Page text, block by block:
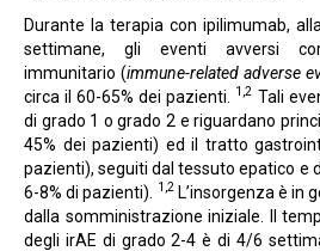
Durante la terapia con ipilimumab,
settimane, gli eventi avversi
immunitario (immune-related adverse
circa il 60-65% dei pazienti.
1,2 Tali
di grado 1 o grado 2 e riguardano
45% dei pazienti) ed il tratto
pazienti), seguiti dal tessuto epatico e
6-8% di pazienti).
1,2L’insorgenza è in
dalla somministrazione iniziale. Il
degli irAE di grado 2-4 è di 4/6